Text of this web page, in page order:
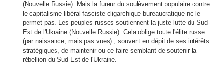
(Nouvelle Russie). Mais la fureur du soulèvement populaire contre
le capitalisme libéral fasciste oligarchique-bureaucratique ne le
permet pas. Les peuples russes soutiennent la juste lutte du Sud-
Est de l'Ukraine (Nouvelle Russie). Cela oblige toute l'élite russe
(par naissance, mais pas vues) , souvent en dépit de ses intérêts
stratégiques, de maintenir ou de faire semblant de soutenir la
rébellion du Sud-Est de l'Ukraine.